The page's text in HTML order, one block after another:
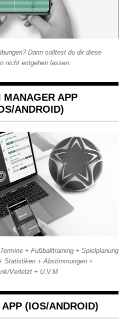
Dann solltest du dir diese
nicht entgehen lassen.
MANAGER APP
ANDROID)
+ Fußballtraining + Spielplanung
Statistiken + Abstimmungen +
Verletzt + U.V.M
(IOS/ANDROID)